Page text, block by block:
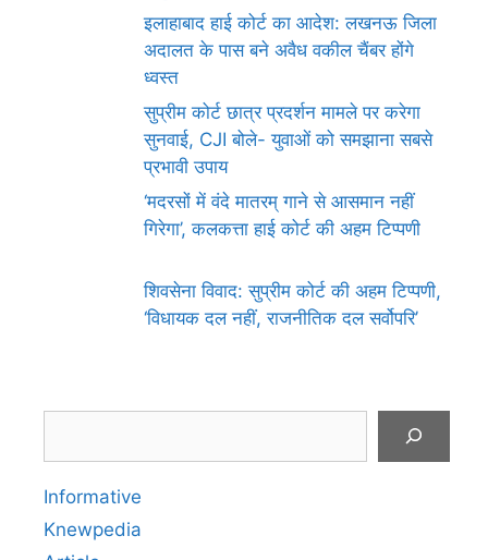
इलाहाबाद हाई कोर्ट का आदेश: लखनऊ जिला
अदालत के पास बने अवैध वकील चैंबर होंगे
ध्वस्त
सुप्रीम कोर्ट छात्र प्रदर्शन मामले पर करेगा
सुनवाई, CJI बोले- युवाओं को समझाना सबसे
प्रभावी उपाय
‘मदरसों में वंदे मातरम् गाने से आसमान नहीं
गिरेगा’, कलकत्ता हाई कोर्ट की अहम टिप्पणी
शिवसेना विवाद: सुप्रीम कोर्ट की अहम टिप्पणी,
‘विधायक दल नहीं, राजनीतिक दल सर्वोपरि’
Informative
Knewpedia